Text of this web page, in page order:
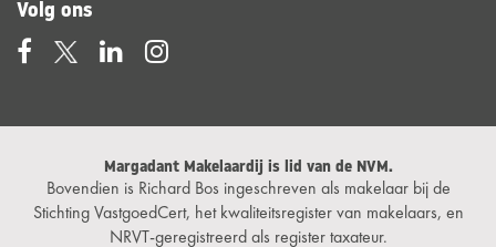
Volg ons
Margadant Makelaardij is lid van de NVM.
Bovendien is Richard Bos ingeschreven als makelaar bij de
Stichting VastgoedCert, het kwaliteitsregister van makelaars, en
NRVT-geregistreerd als register taxateur.